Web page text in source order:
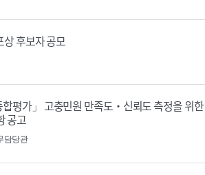
후보자 공모
합평가」 고충민원 만족도‧신뢰도 측정을 위한
공고
담당관